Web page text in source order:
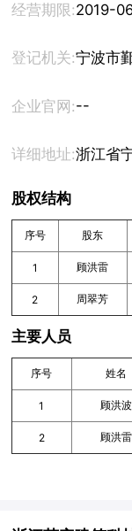
经营期限:
登记机关:宁波市
企业官网:--
详细地址:浙江省
股权结构
序号 股东
1 顾洪雷
2 周翠芳
主要人员
序号 姓名
1 顾洪波
2 顾洪雷